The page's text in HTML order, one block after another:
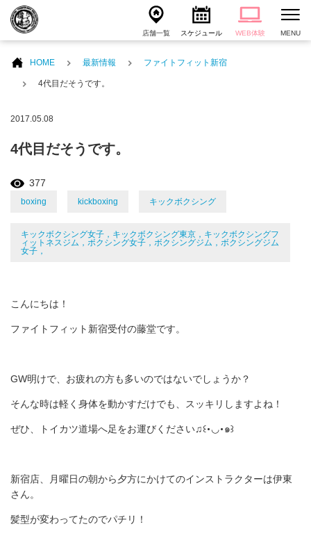
店舗一覧 スケジュール WEB体験 MENU
HOME 最新情報 ファイトフィット新宿
4代目だそうです。
2017.05.08
4代目だそうです。
377
boxing kickboxing キックボクシング
キックボクシング女子，キックボクシング東京，キックボクシングフ
ィットネスジム，ボクシング女子，ボクシングジム，ボクシングジム
女子，
こんにちは！
ファイトフィット新宿受付の藤堂です。
GW明けで、お疲れの方も多いのではないでしょうか？
そんな時は軽く身体を動かすだけでも、スッキリしますよね！
ぜひ、トイカツ道場へ足をお運びください♫꒰･◡･๑꒱
新宿店、月曜日の朝から夕方にかけてのインストラクターは伊東
さん。
髪型が変わってたのでパチリ！